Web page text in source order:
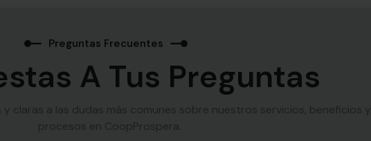
Preguntas Frecuentes
A Tus Preguntas
claras a las dudas más comunes sobre nuestros servicios, beneficios y
procesos en CoopProspera.